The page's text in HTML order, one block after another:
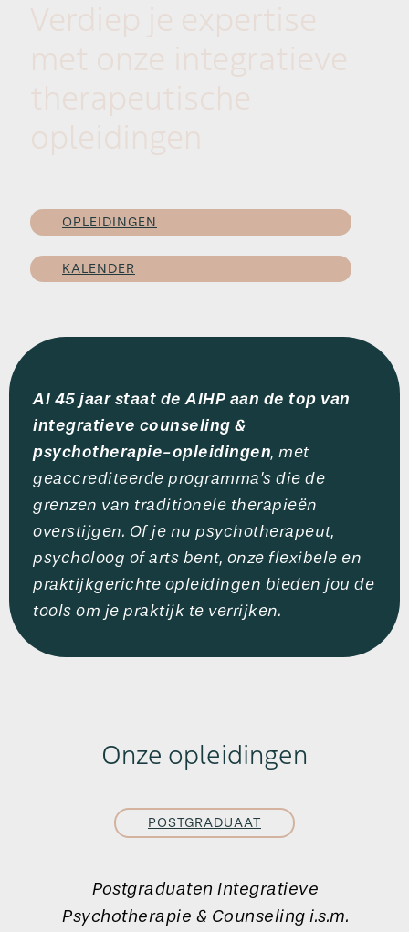
OPLEIDINGEN
KALENDER
Al 45 jaar staat de AIHP aan de top van
integratieve counseling &
psychotherapie-opleidingen, met
geaccrediteerde programma’s die de
grenzen van traditionele therapieën
overstijgen. Of je nu psychotherapeut,
psycholoog of arts bent, onze flexibele en
praktijkgerichte opleidingen bieden jou de
tools om je praktijk te verrijken.
Onze opleidingen
POSTGRADUAAT
Postgraduaten Integratieve
Psychotherapie & Counseling i.s.m.